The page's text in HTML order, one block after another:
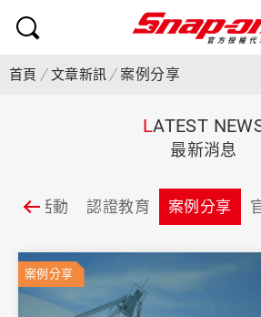
首頁 文章新訊 案例分享
LATEST
最新消息
促銷活動 認證教育 案例分享
案例分享